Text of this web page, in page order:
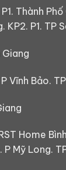
Thành Phố
KP2. P1. TP
Giang
Vĩnh Bảo.
Home
P Mỹ Long.